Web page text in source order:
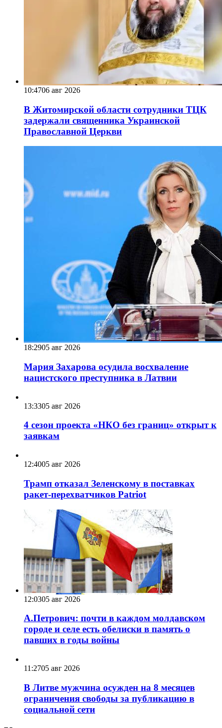
10:4706 авг 2026
В Житомирской области сотрудники ТЦК
задержали священника Украинской
Православной Церкви
18:2905 авг 2026
Мария Захарова осудила восхваление
нацистского преступника в Латвии
13:3305 авг 2026
4 сезон проекта «НКО без границ» открыт к
заявкам
12:4005 авг 2026
Трамп отказал Зеленскому в поставках
ракет-перехватчиков Patriot
12:0305 авг 2026
А.Петрович: почти в каждом молдавском
городе и селе есть обелиски в память о
павших в годы войны
11:2705 авг 2026
В Литве мужчина осужден на 8 месяцев
ограничения свободы за публикацию в
социальной сети